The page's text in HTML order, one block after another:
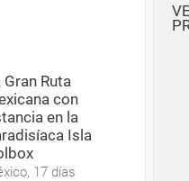
Gran Ruta
con
en la
Isla
17 días